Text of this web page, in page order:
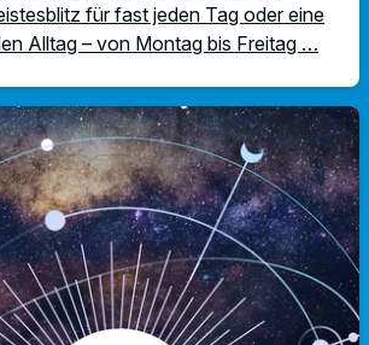
für fast jeden Tag oder eine
Alltag – von Montag bis Freitag …